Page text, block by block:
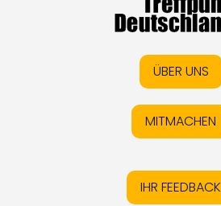
ÜBER UNS
MITMACHEN
IHR FEEDBACK